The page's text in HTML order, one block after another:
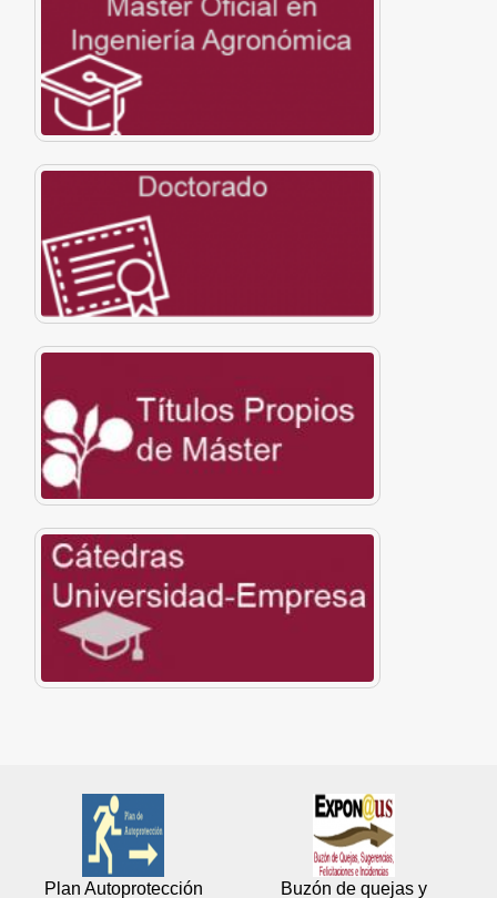
Plan Autoprotección Buzón de quejas y